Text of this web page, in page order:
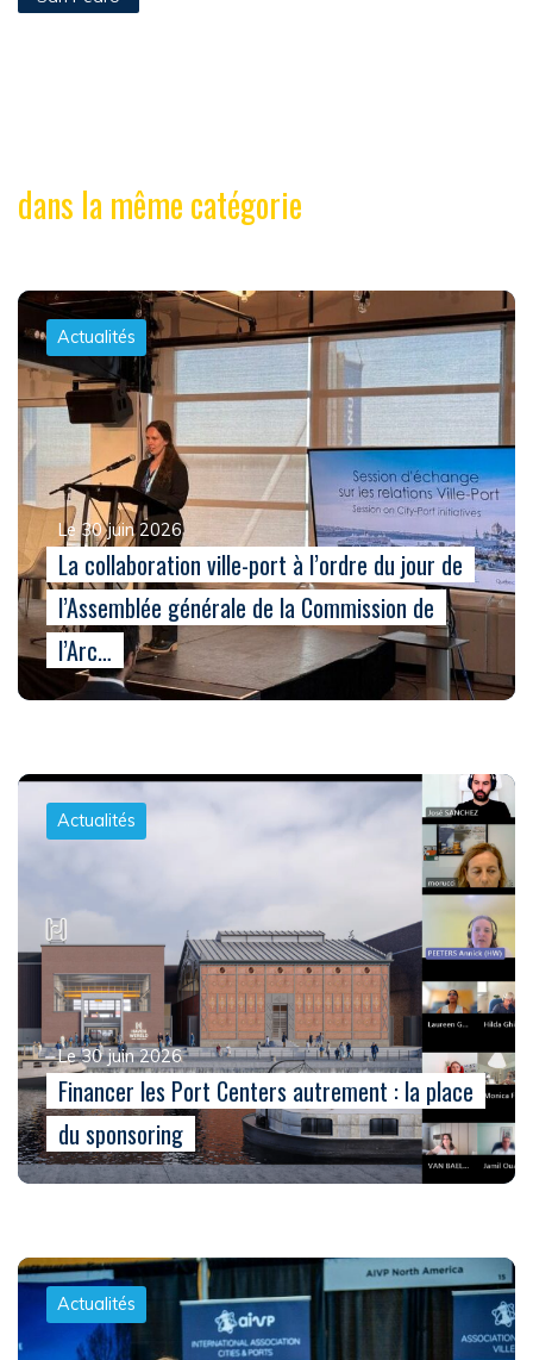
dans la même catégorie
Actualités
Le 30 juin 2026
La collaboration ville-port à l’ordre du jour de
l’Assemblée générale de la Commission de
l’Arc…
Actualités
Le 30 juin 2026
Financer les Port Centers autrement : la place
du sponsoring
Actualités